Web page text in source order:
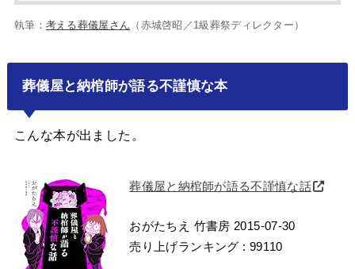
執筆： 考える葬儀屋さん （赤城啓昭／1級葬祭ディレクター）
葬儀屋と納棺師が語る不謹慎な本
こんな本が出ました。
葬儀屋と納棺師が語る不謹慎な話
おがたちえ 竹書房 2015-07-30
売り上げランキング : 99110